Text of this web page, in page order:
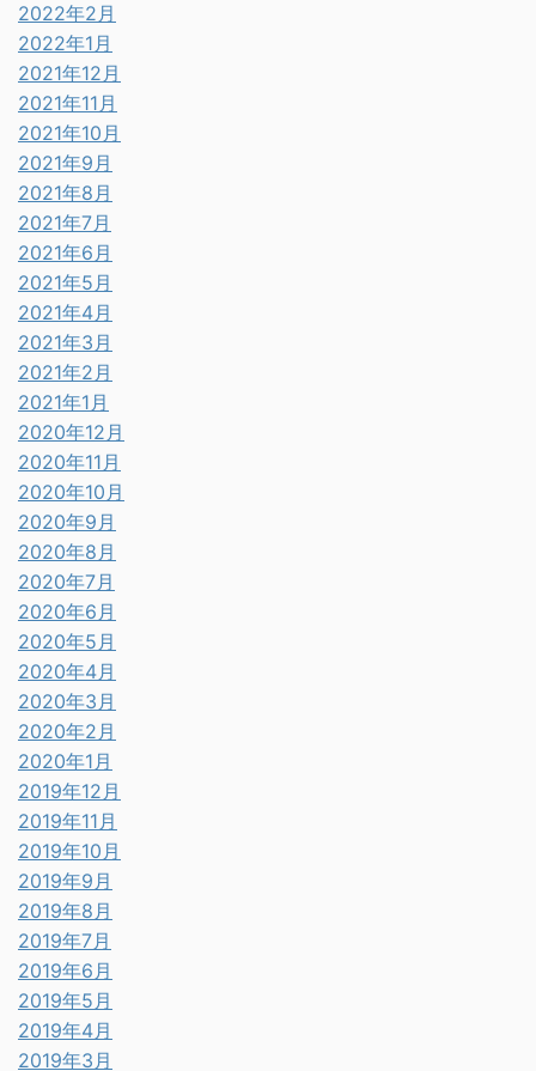
2022年2月
2022年1月
2021年12月
2021年11月
2021年10月
2021年9月
2021年8月
2021年7月
2021年6月
2021年5月
2021年4月
2021年3月
2021年2月
2021年1月
2020年12月
2020年11月
2020年10月
2020年9月
2020年8月
2020年7月
2020年6月
2020年5月
2020年4月
2020年3月
2020年2月
2020年1月
2019年12月
2019年11月
2019年10月
2019年9月
2019年8月
2019年7月
2019年6月
2019年5月
2019年4月
2019年3月